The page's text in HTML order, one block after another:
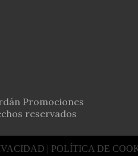
Promociones
reservados
| POLÍTICA DE